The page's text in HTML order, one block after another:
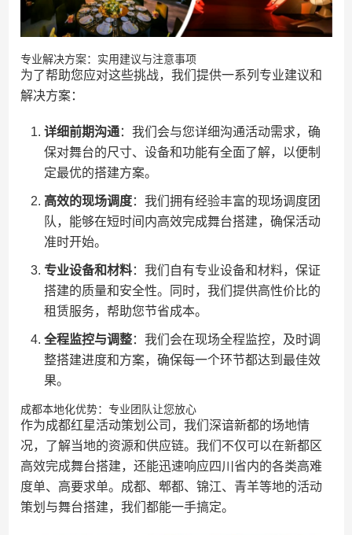
专业解决方案：实用建议与注意事项
为了帮助您应对这些挑战，我们提供一系列专业建议和
解决方案：
详细前期沟通：我们会与您详细沟通活动需求，确
保对舞台的尺寸、设备和功能有全面了解，以便制
定最优的搭建方案。
高效的现场调度：我们拥有经验丰富的现场调度团
队，能够在短时间内高效完成舞台搭建，确保活动
准时开始。
专业设备和材料：我们自有专业设备和材料，保证
搭建的质量和安全性。同时，我们提供高性价比的
租赁服务，帮助您节省成本。
全程监控与调整：我们会在现场全程监控，及时调
整搭建进度和方案，确保每一个环节都达到最佳效
果。
成都本地化优势：专业团队让您放心
作为成都红星活动策划公司，我们深谙新都的场地情
况，了解当地的资源和供应链。我们不仅可以在新都区
高效完成舞台搭建，还能迅速响应四川省内的各类高难
度单、高要求单。成都、郫都、锦江、青羊等地的活动
策划与舞台搭建，我们都能一手搞定。